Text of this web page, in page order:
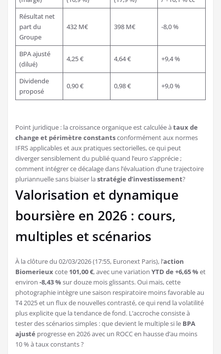
Résultat net
part du
Groupe
432 M€ 398 M€ -8,0 %
BPA ajusté
(dilué)
4,25 € 4,64 € +9,4 %
Dividende
proposé
0,90 € 0,98 € +9,0 %
Point juridique : la croissance organique est calculée àtaux de
change et périmètre constantsconformément aux normes
IFRS applicables et aux pratiques sectorielles, ce qui peut
diverger sensiblement du publié quand l’euro s’apprécie ;
comment intégrer ce décalage dans l’évaluation d’une trajectoire
pluriannuelle sans biaiser lastratégie d’investissement?
Valorisation et dynamique
boursière en 2026 : cours,
multiples et scénarios
À la clôture du 02/03/2026 (17:55, Euronext Paris), l’action
Biomerieux cote 101,00 €, avec une variation YTD de +6,65 %et
environ -8,43 %sur douze mois glissants. Oui mais, cette
photographie intègre une saison respiratoire moins favorable au
T4 2025 et un flux de nouvelles contrasté, ce qui rend la volatilité
plus explicite que la tendance de fond. L’accroche consiste à
tester des scénarios simples : que devient le multiple si le BPA
ajusté progresse en 2026 avec un ROCC en hausse d’au moins
10 % à taux constants ?